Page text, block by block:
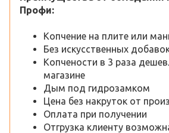
Профи:
Копчение на плите или
Без искусственных
Копчености в 3 раза
магазине
Дым под гидрозамком
Цена без накруток от
Оплата при получении
Отгрузка клиенту